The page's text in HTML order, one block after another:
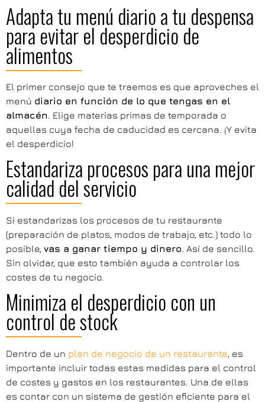
Adapta tu menú diario a tu despensa
para evitar el desperdicio de
alimentos
El primer consejo que te traemos es que aproveches el
menú diario en función de lo que tengas en el
almacén. Elige materias primas de temporada o
aquellas cuya fecha de caducidad es cercana. ¡Y evita
el desperdicio!
Estandariza procesos para una mejor
calidad del servicio
Si estandarizas los procesos de tu restaurante
(preparación de platos, modos de trabajo, etc.) todo lo
posible, vas a ganar tiempo y dinero. Así de sencillo.
Sin olvidar, que esto también ayuda a controlar los
costes de tu negocio.
Minimiza el desperdicio con un
control de stock
Dentro de un plan de negocio de un restaurante, es
importante incluir todas estas medidas para el control
de costes y gastos en los restaurantes. Una de ellas
es contar con un sistema de gestión eficiente para el